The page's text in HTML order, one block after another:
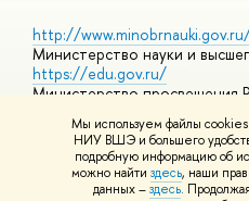
Мы используем файлы cookies
НИУ ВШЭ и большего
подробную информацию об
можно найти здесь, наши
данных –здесь.
http://
Министерство науки и
https://edu.gov.ru/
Министерство просвещения
https://elearning.hse.ru/mooc
Массовые открытые онлайн-
© НИУ ВШЭ 1993–2026 Адреса и